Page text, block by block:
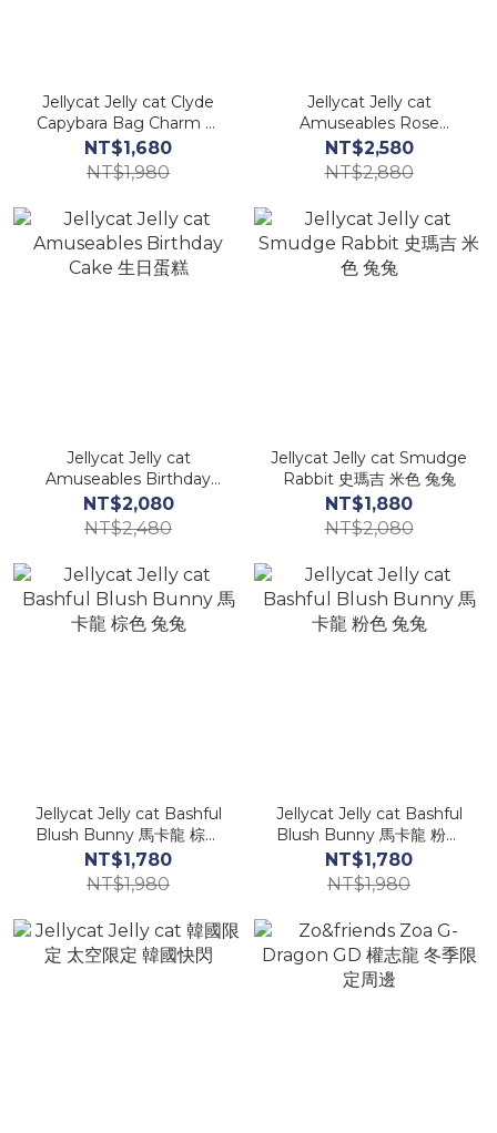
Jellycat Jelly cat Clyde
Capybara Bag Charm 克
萊德水豚 鑰匙圈
NT$1,680
NT$1,980
Jellycat Jelly cat
Amuseables Rose
Bouquet 花束
NT$2,580
NT$2,880
Jellycat Jelly cat
Amuseables Birthday
Cake 生日蛋糕
NT$2,080
NT$2,480
Jellycat Jelly cat Smudge
Rabbit 史瑪吉 米色 兔兔
NT$1,880
NT$2,080
Jellycat Jelly cat Bashful
Blush Bunny 馬卡龍 棕色
兔兔
NT$1,780
NT$1,980
Jellycat Jelly cat Bashful
Blush Bunny 馬卡龍 粉色
兔兔
NT$1,780
NT$1,980